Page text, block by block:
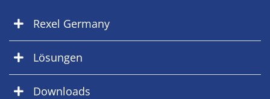
Rexel Germany
Lösungen
Downloads